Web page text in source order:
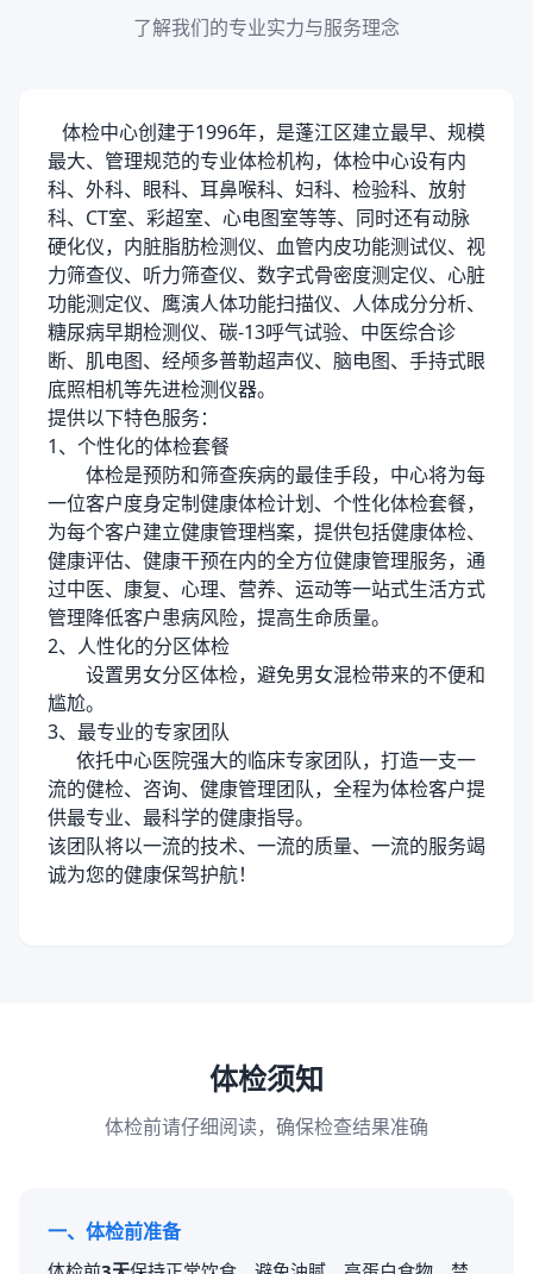
了解我们的专业实力与服务理念
体检中心创建于1996年，是蓬江区建立最早、规模
最大、管理规范的专业体检机构，体检中心设有内
科、外科、眼科、耳鼻喉科、妇科、检验科、放射
科、CT室、彩超室、心电图室等等、同时还有动脉
硬化仪，内脏脂肪检测仪、血管内皮功能测试仪、视
力筛查仪、听力筛查仪、数字式骨密度测定仪、心脏
功能测定仪、鹰演人体功能扫描仪、人体成分分析、
糖尿病早期检测仪、碳-13呼气试验、中医综合诊
断、肌电图、经颅多普勒超声仪、脑电图、手持式眼
底照相机等先进检测仪器。
提供以下特色服务：
1、个性化的体检套餐
体检是预防和筛查疾病的最佳手段，中心将为每
一位客户度身定制健康体检计划、个性化体检套餐，
为每个客户建立健康管理档案，提供包括健康体检、
健康评估、健康干预在内的全方位健康管理服务，通
过中医、康复、心理、营养、运动等一站式生活方式
管理降低客户患病风险，提高生命质量。
2、人性化的分区体检
设置男女分区体检，避免男女混检带来的不便和
尴尬。
3、最专业的专家团队
依托中心医院强大的临床专家团队，打造一支一
流的健检、咨询、健康管理团队，全程为体检客户提
供最专业、最科学的健康指导。
该团队将以一流的技术、一流的质量、一流的服务竭
诚为您的健康保驾护航！
体检须知
体检前请仔细阅读，确保检查结果准确
一、体检前准备